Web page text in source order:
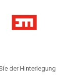
der Hinterlegung